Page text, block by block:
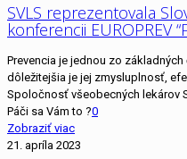
SVLS reprezentovala
konferencii EUROPREV
Prevencia je jednou zo
dôležitejšia je jej zmysluplnosť,
Spoločnosť všeobecných lekárov
Páči sa Vám to ?0
Zobraziť viac
21. apríla 2023